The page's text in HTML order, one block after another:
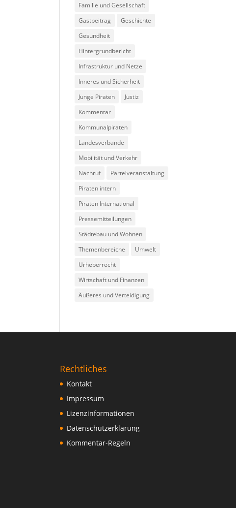
Familie und Gesellschaft
Gastbeitrag
Geschichte
Gesundheit
Hintergrundbericht
Infrastruktur und Netze
Inneres und Sicherheit
Junge Piraten
Justiz
Kommentar
Kommunalpiraten
Landesverbände
Mobilität und Verkehr
Nachruf
Parteiveranstaltung
Piraten intern
Piraten International
Pressemitteilungen
Städtebau und Wohnen
Themenbereiche
Umwelt
Urheberrecht
Wirtschaft und Finanzen
Äußeres und Verteidigung
Rechtliches
Kontakt
Impressum
Lizenzinformationen
Datenschutzerklärung
Kommentar-Regeln